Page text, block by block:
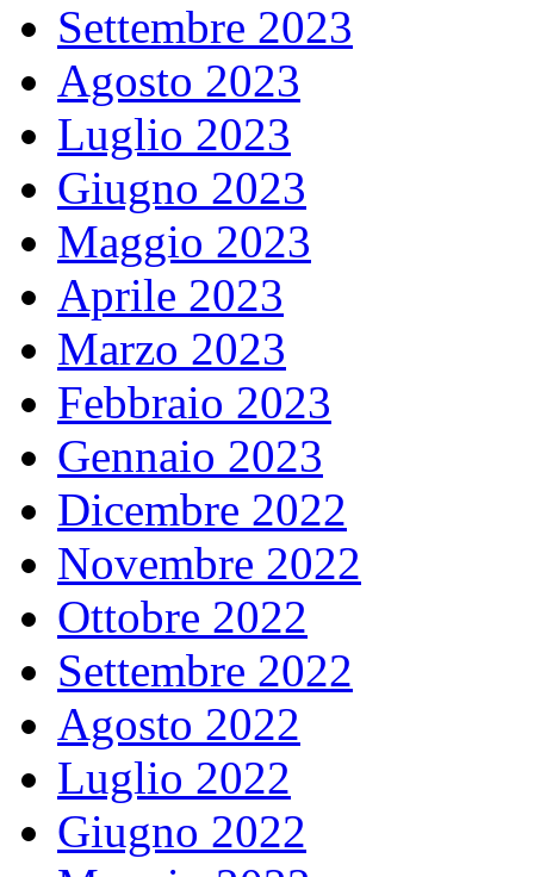
Settembre 2023
Agosto 2023
Luglio 2023
Giugno 2023
Maggio 2023
Aprile 2023
Marzo 2023
Febbraio 2023
Gennaio 2023
Dicembre 2022
Novembre 2022
Ottobre 2022
Settembre 2022
Agosto 2022
Luglio 2022
Giugno 2022